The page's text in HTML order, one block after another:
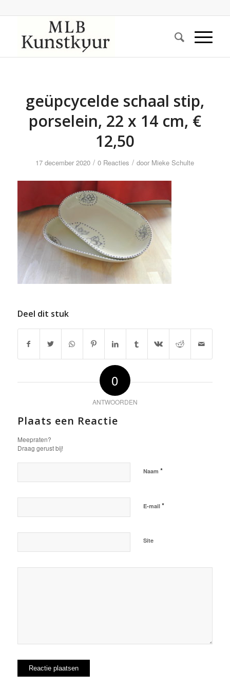
geüpcycelde schaal stip,
porselein, 22 x 14 cm, €
12,50
17 december 2020 / 0 Reacties / door Mieke Schulte
Deel dit stuk
0
ANTWOORDEN
Plaats een Reactie
Meepraten?
Draag gerust bij!
Naam *
E-mail *
Site